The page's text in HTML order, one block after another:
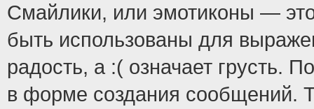
Смайлики, или эмотиконы —
быть использованы для
радость, а :( означает грусть.
в форме создания сообщений.